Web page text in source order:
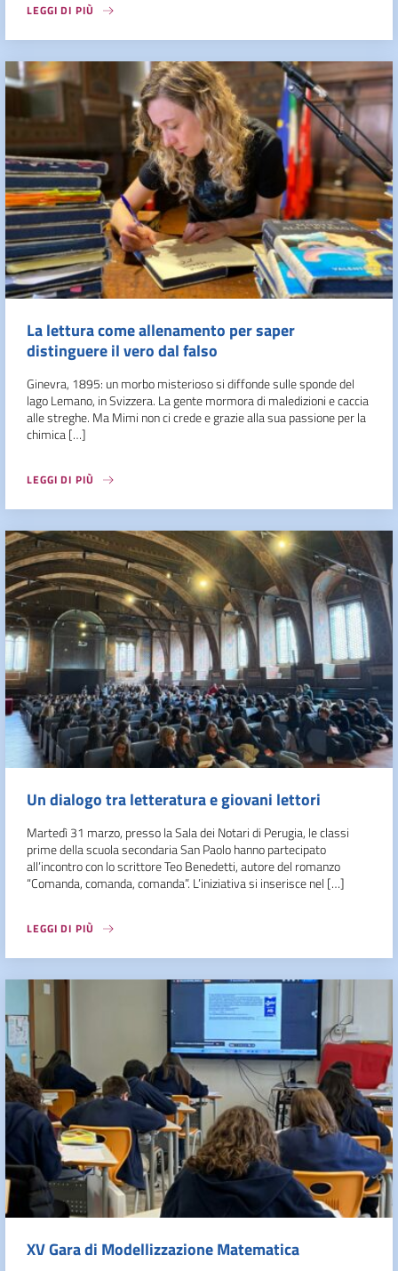
LEGGI DI PIÙ
La lettura come allenamento per saper
distinguere il vero dal falso
Ginevra, 1895: un morbo misterioso si diffonde sulle sponde del
lago Lemano, in Svizzera. La gente mormora di maledizioni e caccia
alle streghe. Ma Mimi non ci crede e grazie alla sua passione per la
chimica […]
LEGGI DI PIÙ
Un dialogo tra letteratura e giovani lettori
Martedì 31 marzo, presso la Sala dei Notari di Perugia, le classi
prime della scuola secondaria San Paolo hanno partecipato
all’incontro con lo scrittore Teo Benedetti, autore del romanzo
“Comanda, comanda, comanda”. L’iniziativa si inserisce nel […]
LEGGI DI PIÙ
XV Gara di Modellizzazione Matematica